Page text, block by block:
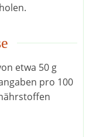
etwa 50 g
pro 100